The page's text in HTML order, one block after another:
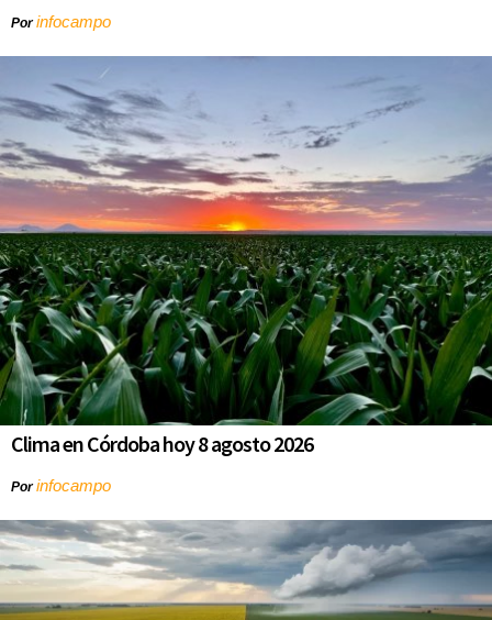
Porinfocampo
Clima en Córdoba hoy 8 agosto 2026
Porinfocampo